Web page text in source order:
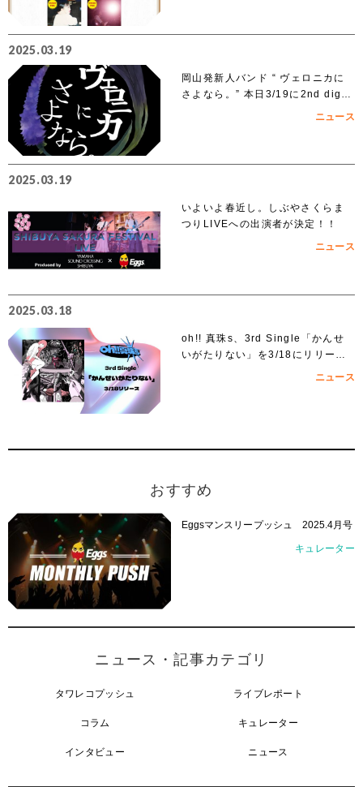
2025.03.19
岡山発新人バンド “ ヴェロニカに
さよなら。” 本日3/19に2nd digit
ニュース
2025.03.19
いよいよ春近し。しぶやさくらま
つりLIVEへの出演者が決定！！
ニュース
2025.03.18
oh!! 真珠s、3rd Single「かんせ
いがたりない」を3/18にリリー
ニュース
おすすめ
Eggsマンスリープッシュ 2025.4月号
キュレーター
ニュース・記事カテゴリ
タワレコプッシュ ライブレポート
コラム キュレーター
インタビュー ニュース